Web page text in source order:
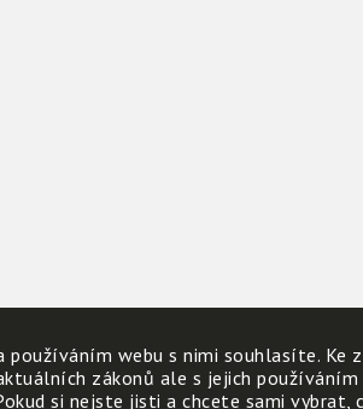
webu s nimi souhlasíte. Ke
zákonů ale s jejich
si nejste jisti a chcete sami vybrat,